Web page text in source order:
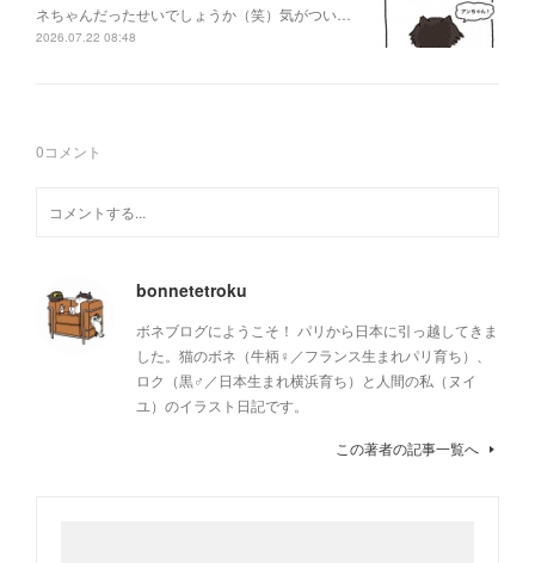
ネちゃんだったせいでしょうか（笑）気がつい…
2026.07.22 08:48
0コメント
bonnetetroku
ボネブログにようこそ！ パリから日本に引っ越してきま
した。猫のボネ（牛柄♀／フランス生まれパリ育ち）、
ロク（黒♂／日本生まれ横浜育ち）と人間の私（ヌイ
ユ）のイラスト日記です。
この著者の記事一覧へ